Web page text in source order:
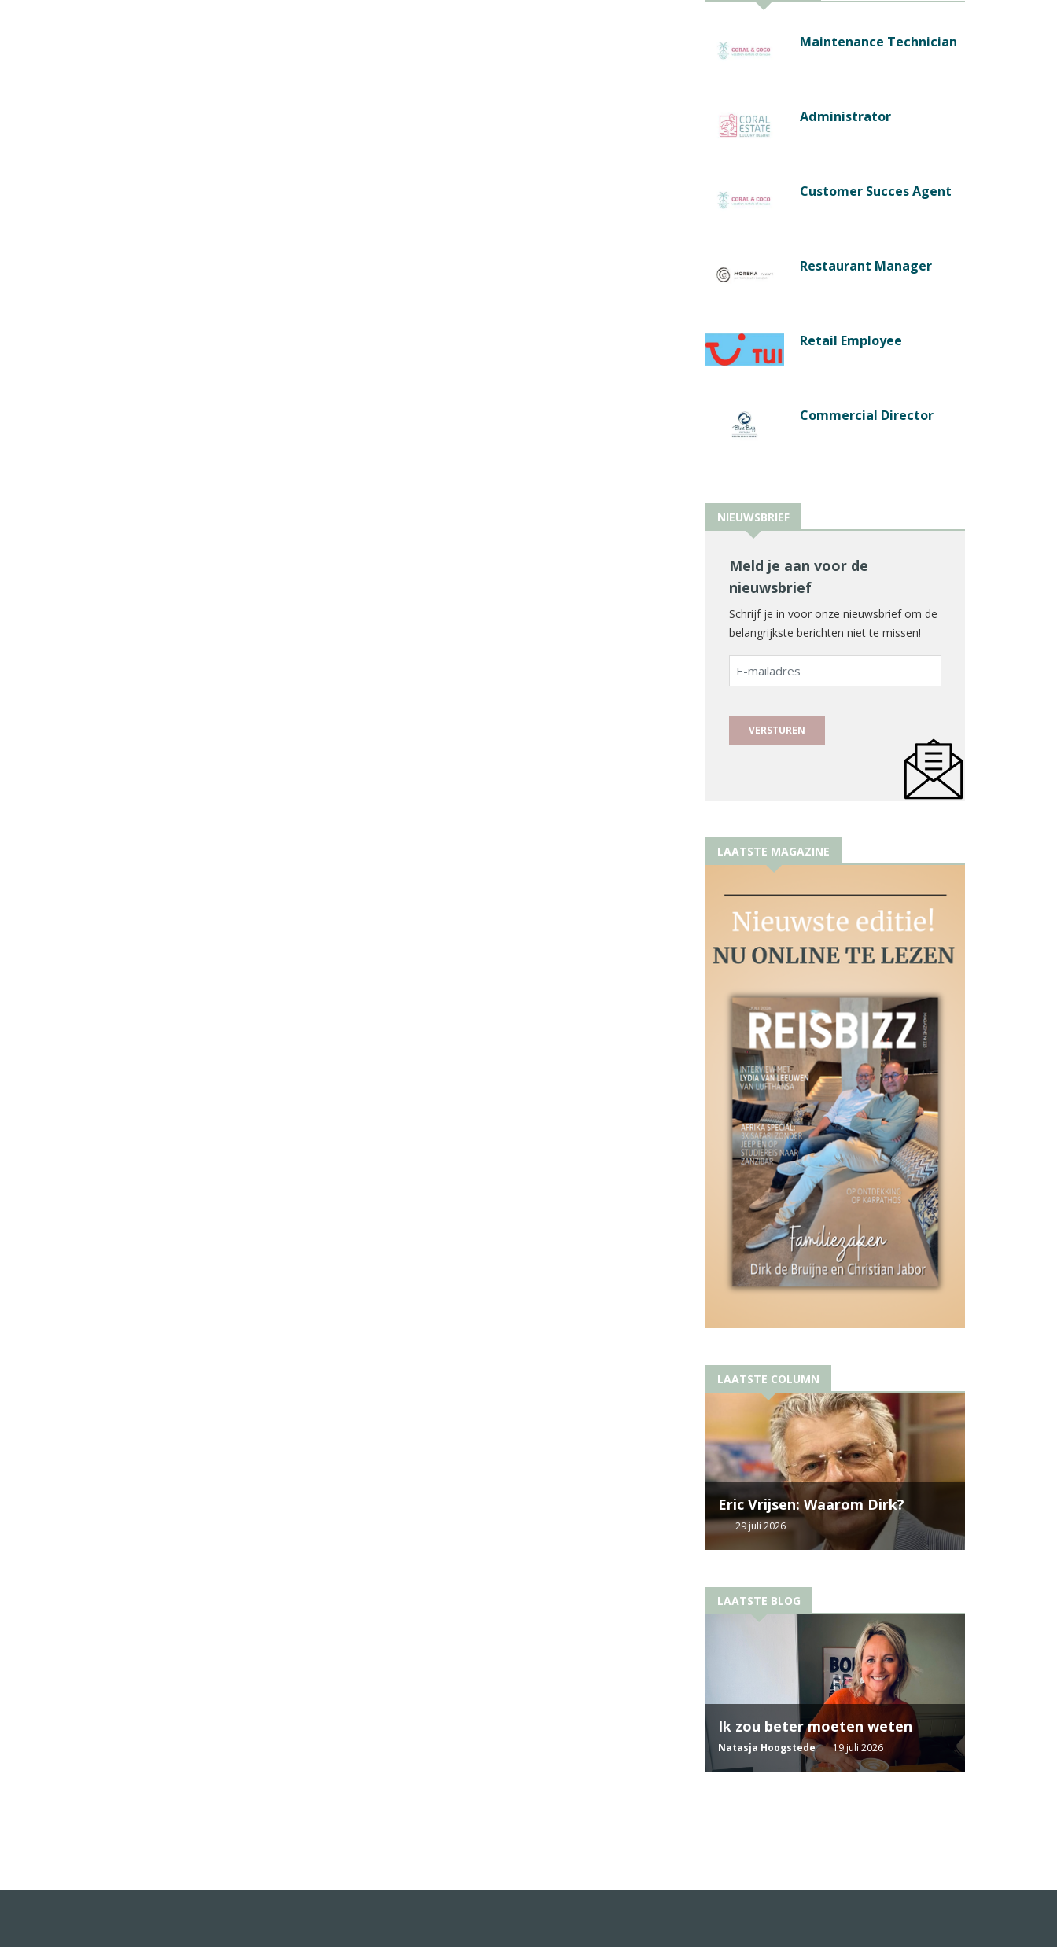
Maintenance Technician
Administrator
Customer Succes Agent
Restaurant Manager
Retail Employee
Commercial Director
NIEUWSBRIEF
Meld je aan voor de
nieuwsbrief
Schrijf je in voor onze nieuwsbrief om de
belangrijkste berichten niet te missen!
E-
mailadres
LAATSTE MAGAZINE
LAATSTE COLUMN
Eric Vrijsen: Waarom Dirk?
29 juli 2026
LAATSTE BLOG
Ik zou beter moeten weten
Natasja Hoogstede 19 juli 2026